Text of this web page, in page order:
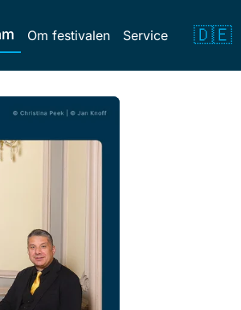
Om festivalen Service 🇩🇪